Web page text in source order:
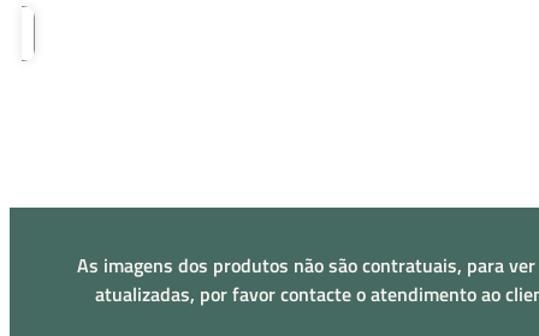
As imagens dos produtos não são contratuais, para
atualizadas, por favor contacte o atendimento ao